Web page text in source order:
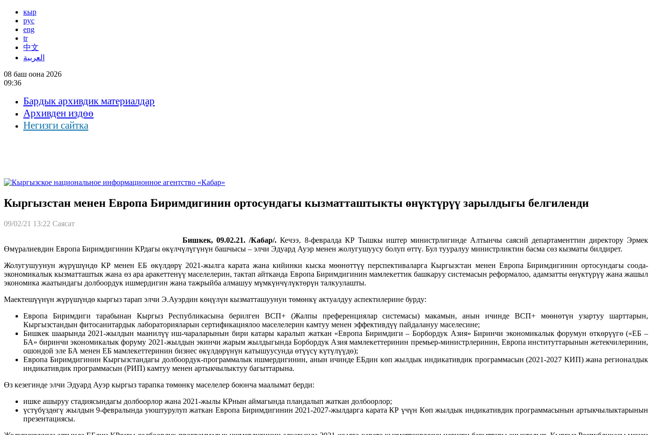
кыр
рус
eng
tr
中文
العربية
08 баш оона 2026
09:36
Бардык архивдик материалдар
Архивден издөө
Негизги сайтка
Кыргызстан менен Европа Биримдигинин ортосундагы кызматташтыкты өнүктүрүү зарылдыгы белгиленди
09/02/21 13:22 Саясат
Бишкек, 09.02.21. /Кабар/.Кечээ, 8-февралда КР Тышкы иштер министрлигинде Алтынчы саясий департаменттин директору Эрмек
Өмүралиевдин Европа Биримдигинин КРдагы өкүлчүлүгүнүн башчысы – элчи Эдуард Ауэр менен жолугушуусу болуп өттү. Бул тууралуу министрликтин басма сөз кызматы билдирет.
Жолугушуунун жүрүшүндө КР менен ЕБ өкүлдөрү 2021-жылга карата жана кийинки кыска мөөнөттүү перспективаларга Кыргызстан менен Европа Биримдигинин ортосундагы соода-
экономикалык кызматташтык жана өз ара аракеттенүү маселелерин, тактап айтканда Европа Биримдигинин мамлекеттик башкаруу системасын реформалоо, адамзатты өнүктүрүү жана жашыл
экономика жаатындагы долбоордук ишмердигин жана тажрыйба алмашуу мүмкүнчүлүктөрүн талкуулашты.
Маектешүүнүн жүрүшүндө кыргыз тарап элчи Э.Ауэрдин көңүлүн кызматташуунун төмөнкү актуалдуу аспектилерине бурду:
Европа Биримдиги тарабынан Кыргыз Республикасына берилген ВСП+ (Жалпы преференциялар системасы) макамын, анын ичинде ВСП+ мөөнөтүн узартуу шарттарын,
Кыргызстандын фитосанитардык лабораторияларын сертификациялоо маселелерин камтуу менен эффективдүү пайдалануу маселесине;
Бишкек шаарында 2021-жылдын маанилүү иш-чараларынын бири катары каралып жаткан «Европа Биримдиги – Борбордук Азия» Биринчи экономикалык форумун өткөрүүгө («ЕБ –
БА» биринчи экономикалык форуму 2021-жылдын экинчи жарым жылдыгында Борбордук Азия мамлекеттеринин премьер-министрлеринин, Европа институттарынын жетекчилеринин,
ошондой эле БА менен ЕБ мамлекеттеринин бизнес өкүлдөрүнүн катышуусунда өтүүсү күтүлүүдө);
Европа Биримдигинин Кыргызстандагы долбоордук-программалык ишмердигинин, анын ичинде ЕБдин көп жылдык индикативдик программасын (2021-2027 КИП) жана регионалдык
индикативдик программасын (РИП) камтуу менен артыкчылыктуу багыттарына.
Өз кезегинде элчи Эдуард Ауэр кыргыз тарапка төмөнкү маселелер боюнча маалымат берди:
ишке ашыруу стадиясындагы долбоорлор жана 2021-жылы КРнын аймагында пландалып жаткан долбоорлор;
үстүбүздөгү жылдын 9-февралында уюштурулуп жаткан Европа Биримдигинин 2021-2027-жылдарга карата КР үчүн Көп жылдык индикативдик программасынын артыкчылыктарынын
презентациясы.